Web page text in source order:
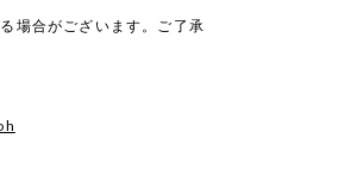
場合がございます。ご了承